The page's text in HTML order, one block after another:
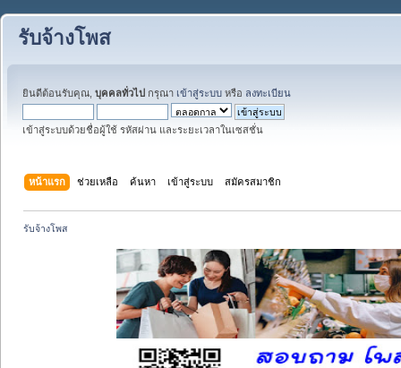
รับจ้างโพส
ยินดีต้อนรับคุณ, บุคคลทั่วไป กรุณา เข้าสู่ระบบ หรือ ลงทะเบียน
เข้าสู่ระบบด้วยชื่อผู้ใช้ รหัสผ่าน และระยะเวลาในเซสชั่น
หน้าแรก ช่วยเหลือ ค้นหา เข้าสู่ระบบ สมัครสมาชิก
รับจ้างโพส